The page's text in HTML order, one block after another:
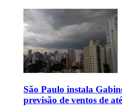
São Paulo instala
previsão de ventos de